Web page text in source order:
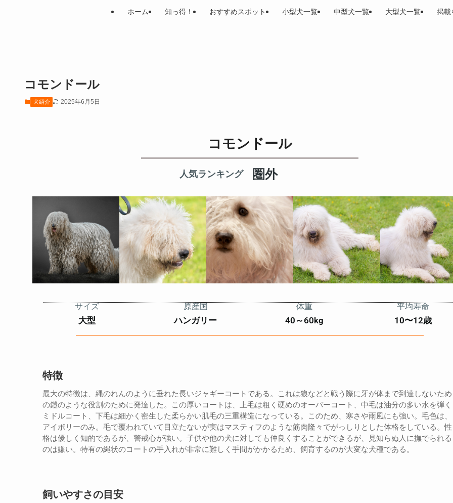
ホーム 知っ得！ おすすめスポット 小型犬一覧 中型犬一覧 大型犬一覧 掲載
コモンドール
犬紹介 2025年6月5日
コモンドール
人気ランキング 圏外
サイズ
大型
原産国
ハンガリー
体重
40～60kg
平均寿命
10〜12歳
特徴
最大の特徴は、縄のれんのように垂れた長いジャギーコートである。これは狼などと戦う際に牙が体まで到達しないため
の鎧のような役割のために発達した。この厚いコートは、上毛は粗く硬めのオーバーコート、中毛は油分の多い水を弾く
ミドルコート、下毛は細かく密生した柔らかい肌毛の三重構造になっている。このため、寒さや雨風にも強い。毛色は、
アイボリーのみ。毛で覆われていて目立たないが実はマスティフのような筋肉隆々でがっしりとした体格をしている。性
格は優しく知的であるが、警戒心が強い。子供や他の犬に対しても仲良くすることができるが、見知らぬ人に撫でられる
のは嫌い。特有の縄状のコートの手入れが非常に難しく手間がかかるため、飼育するのが大変な犬種である。
飼いやすさの目安